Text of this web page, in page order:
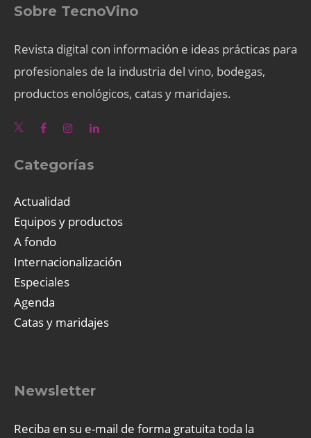
Sobre TecnoVino
Revista digital con información e ideas prácticas para
profesionales de la industria del vino, bodegas,
productos enológicos, catas y maridajes.
Categorías
Actualidad
Equipos y productos
A fondo
Internacionalización
Especiales
Agenda
Catas y maridajes
Newsletter
Reciba en su e-mail de forma gratuita toda la